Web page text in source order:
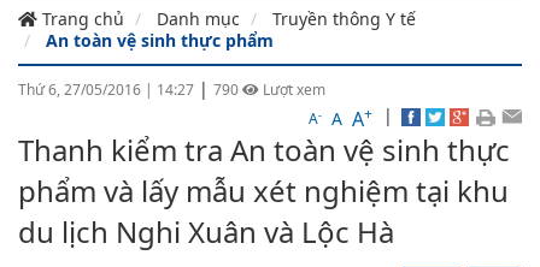
Trang chủ Danh mục
Truyền thông Y tế
An toàn vệ sinh thực phẩm
Thứ 6, 27/05/2016 | 14:27 | 790
Lượt xem
A- A A+ |
Thanh kiểm tra An toàn vệ sinh thực
phẩm và lấy mẫu xét nghiệm tại khu
du lịch Nghi Xuân và Lộc Hà